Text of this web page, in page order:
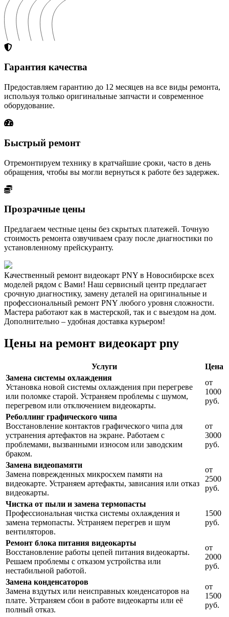
Гарантия качества
Предоставляем гарантию до 12 месяцев на все виды ремонта,
используя только оригинальные запчасти и современное
оборудование.
Быстрый ремонт
Отремонтируем технику в кратчайшие сроки, часто в день
обращения, чтобы вы могли вернуться к работе без задержек.
Прозрачные цены
Предлагаем честные цены без скрытых платежей. Точную
стоимость ремонта озвучиваем сразу после диагностики по
установленному прейскуранту.
Качественный ремонт видеокарт PNY в Новосибирске всех
моделей рядом с Вами! Наш сервисный центр предлагает
срочную диагностику, замену деталей на оригинальные и
профессиональный ремонт PNY любого уровня сложности.
Мастера работают как в мастерской, так и с выездом на дом.
Дополнительно – удобная доставка курьером!
Цены на ремонт видеокарт pny
Услуги
Цена
Замена системы охлаждения
Установка новой системы охлаждения при перегреве
или поломке старой. Устраняем проблемы с шумом,
перегревом или отключением видеокарты.
от
1000
руб.
Реболлинг графического чипа
Восстановление контактов графического чипа для
устранения артефактов на экране. Работаем с
проблемами, вызванными износом или заводским
браком.
от
3000
руб.
Замена видеопамяти
Замена поврежденных микросхем памяти на
видеокарте. Устраняем артефакты, зависания или отказ
видеокарты.
от
2500
руб.
Чистка от пыли и замена термопасты
Профессиональная чистка системы охлаждения и
замена термопасты. Устраняем перегрев и шум
вентиляторов.
1500
руб.
Ремонт блока питания видеокарты
Восстановление работы цепей питания видеокарты.
Решаем проблемы с отказом устройства или
нестабильной работой.
от
2000
руб.
Замена конденсаторов
Замена вздутых или неисправных конденсаторов на
плате. Устраняем сбои в работе видеокарты или её
полный отказ.
от
1500
руб.